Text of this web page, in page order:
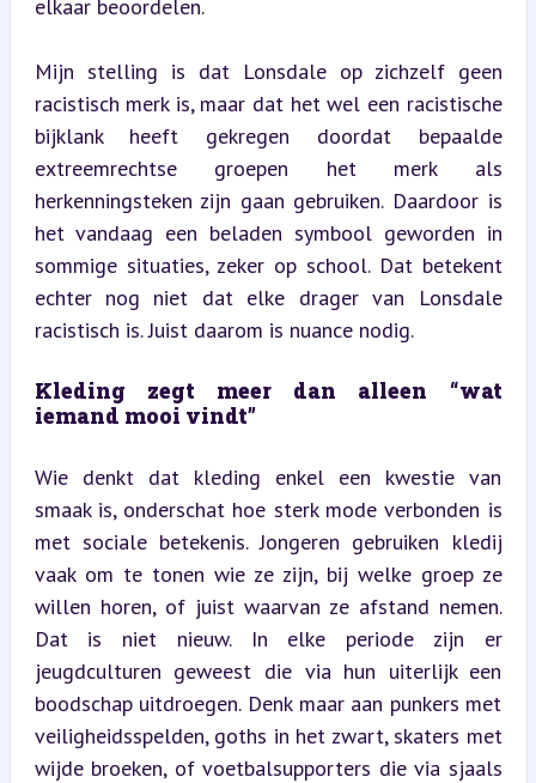
elkaar beoordelen.
Mijn stelling is dat Lonsdale op zichzelf geen
racistisch merk is, maar dat het wel een racistische
bijklank heeft gekregen doordat bepaalde
extreemrechtse groepen het merk als
herkenningsteken zijn gaan gebruiken. Daardoor is
het vandaag een beladen symbool geworden in
sommige situaties, zeker op school. Dat betekent
echter nog niet dat elke drager van Lonsdale
racistisch is. Juist daarom is nuance nodig.
Kleding zegt meer dan alleen “wat
iemand mooi vindt”
Wie denkt dat kleding enkel een kwestie van
smaak is, onderschat hoe sterk mode verbonden is
met sociale betekenis. Jongeren gebruiken kledij
vaak om te tonen wie ze zijn, bij welke groep ze
willen horen, of juist waarvan ze afstand nemen.
Dat is niet nieuw. In elke periode zijn er
jeugdculturen geweest die via hun uiterlijk een
boodschap uitdroegen. Denk maar aan punkers met
veiligheidsspelden, goths in het zwart, skaters met
wijde broeken, of voetbalsupporters die via sjaals